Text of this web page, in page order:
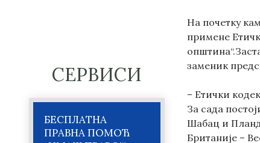
СЕРВИСИ
БЕСПЛАТНА
ПРАВНА ПОМОЋ
На почетку
примене
заменик
– Етички
За сада
Шабац и
Британије –